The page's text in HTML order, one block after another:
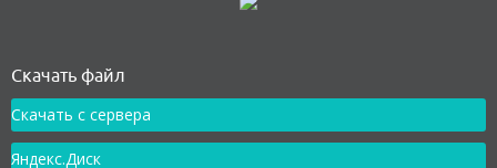
Как установить
Скачать файл
Скачать с сервера
Яндекс.Диск